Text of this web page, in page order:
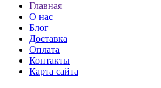
Главная
О нас
Блог
Доставка
Оплата
Контакты
Карта сайта